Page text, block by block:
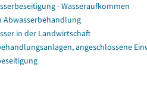
- Wasseraufkommen
Abwasserbehandlung
in der Landwirtschaft
angeschlossene